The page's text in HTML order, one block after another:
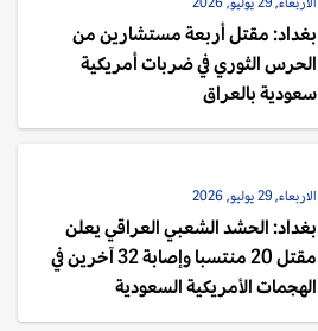
بغداد: مقتل أربعة مستشارين من
الحرس الثوري في ضربات أمريكية
سعودية بالعراق
الاربعاء, 29 يوليو, 2026
بغداد: الحشد الشعبي العراقي يعلن
مقتل 20 منتسبا وإصابة 32 آخرين في
الهجمات الأمريكية السعودية